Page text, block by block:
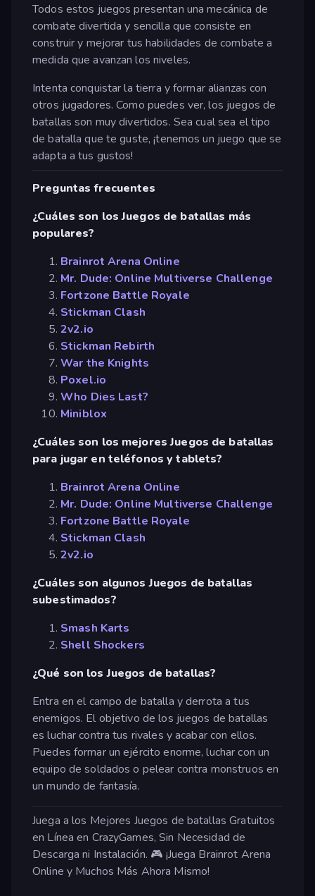
Todos estos juegos presentan una mecánica de
combate divertida y sencilla que consiste en
construir y mejorar tus habilidades de combate a
medida que avanzan los niveles.
Intenta conquistar la tierra y formar alianzas con
otros jugadores. Como puedes ver, los juegos de
batallas son muy divertidos. Sea cual sea el tipo
de batalla que te guste, ¡tenemos un juego que se
adapta a tus gustos!
Preguntas frecuentes
¿Cuáles son los Juegos de batallas más
populares?
Brainrot Arena Online
Mr. Dude: Online Multiverse Challenge
Fortzone Battle Royale
Stickman Clash
2v2.io
Stickman Rebirth
War the Knights
Poxel.io
Who Dies Last?
Miniblox
¿Cuáles son los mejores Juegos de batallas
para jugar en teléfonos y tablets?
Brainrot Arena Online
Mr. Dude: Online Multiverse Challenge
Fortzone Battle Royale
Stickman Clash
2v2.io
¿Cuáles son algunos Juegos de batallas
subestimados?
Smash Karts
Shell Shockers
¿Qué son los Juegos de batallas?
Entra en el campo de batalla y derrota a tus
enemigos. El objetivo de los juegos de batallas
es luchar contra tus rivales y acabar con ellos.
Puedes formar un ejército enorme, luchar con un
equipo de soldados o pelear contra monstruos en
un mundo de fantasía.
Juega a los Mejores Juegos de batallas Gratuitos
en Línea en CrazyGames, Sin Necesidad de
Descarga ni Instalación. 🎮 ¡Juega Brainrot Arena
Online y Muchos Más Ahora Mismo!